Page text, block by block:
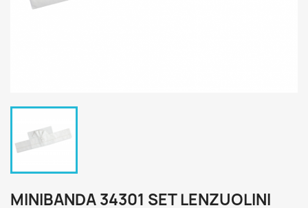
MINIBANDA 34301 SET LENZUOLINI